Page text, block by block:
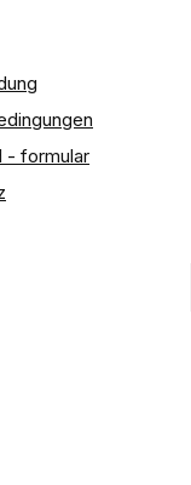
- formular